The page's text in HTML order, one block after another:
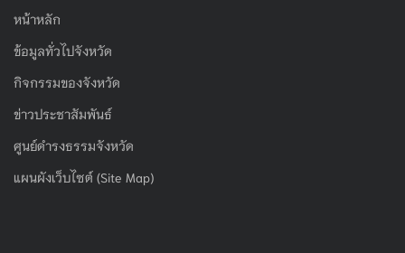
หน้าหลัก
ข้อมูลทั่วไปจังหวัด
กิจกรรมของจังหวัด
ข่าวประชาสัมพันธ์
ศูนย์ดำรงธรรมจังหวัด
แผนผังเว็บไซต์ (Site Map)